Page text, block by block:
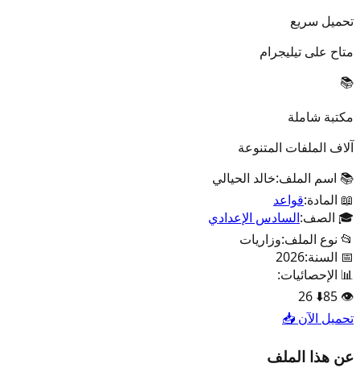
تحميل سريع
متاح على تيليجرام
📚
مكتبة شاملة
آلاف الملفات المتنوعة
📚 اسم الملف:خالد الحيالي
📖 المادة:قواعد
🎓 الصف:السادس الإعدادي
📂 نوع الملف:وزاريات
📅 السنة:2026
📊 الإحصائيات:
👁️
85
⬇️
26
تحميل الآن 📥
عن هذا الملف